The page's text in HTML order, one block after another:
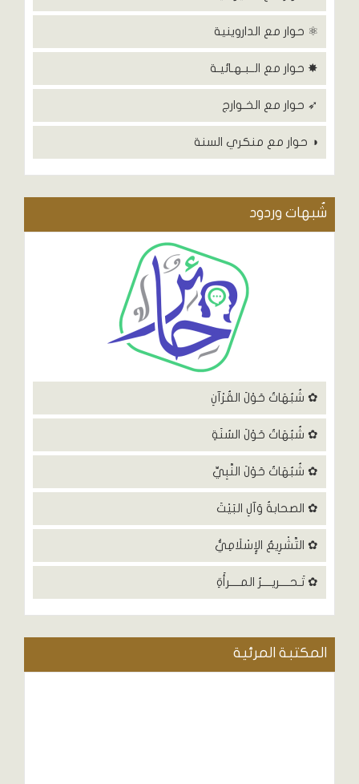
⚛ حوار مع الداروينية
✸ حوار مع الــبـهـائيـة
➶ حوار مع الخـوارج
◑ حوار مع منكري السنة
شٌبهات وردود
✿ شُبُهَاتٌ حَوْلَ القُرْآنِ
✿ شُبُهَاتٌ حَوْلَ السُنَةِ
✿ شُبُهَاتٌ حَوْلَ النَّبِيِّ
✿ الصحابةُ وَآلِ البَيْتَ
✿ التَّشْرِيعُ الإِسْلَامِيُّ
✿ تَـحــــريــــرُ المــــرأَةِ
المكتبة المرئية